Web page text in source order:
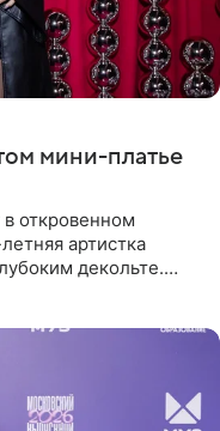
мини-платье
откровенном
артистка
декольте.